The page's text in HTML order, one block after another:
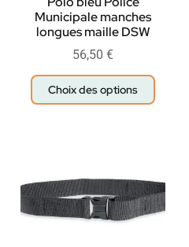
Municipale manches
longues maille DSW
56,50 €
Choix des options